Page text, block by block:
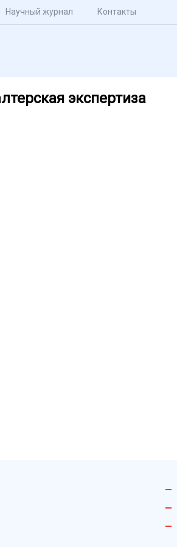
Научный журнал Контакты
экспертиза